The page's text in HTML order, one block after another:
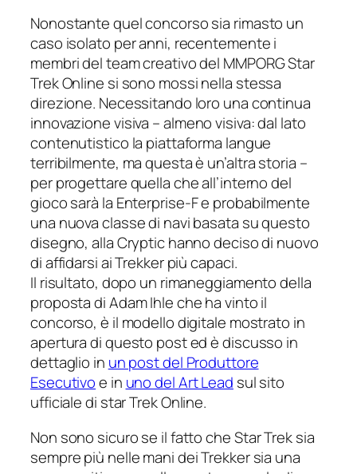
Nonostante quel concorso sia rimasto un
caso isolato per anni, recentemente i
membri del team creativo del MMPORGStar
Trek Online si sono mossi nella stessa
direzione. Necessitando loro una continua
innovazione visiva –almenovisiva: dal lato
contenutistico la piattaforma langue
terribilmente, ma questa è un’altra storia –
per progettare quella che all’interno del
gioco sarà la Enterprise-Fe probabilmente
una nuova classe di navi basata su questo
disegno, alla Cryptic hanno deciso di nuovo
di affidarsi ai Trekker più capaci.
Il risultato, dopo un rimaneggiamento della
proposta di Adam Ihle che ha vinto il
concorso, è il modello digitale mostrato in
apertura di questo post ed è discusso in
dettaglio in un post del Produttore
Esecutivoe in uno del Art Lead sul sito
ufficiale di star Trek Online.
Non sono sicuro se il fatto cheStar Treksia
sempre più nelle mani dei Trekker sia una